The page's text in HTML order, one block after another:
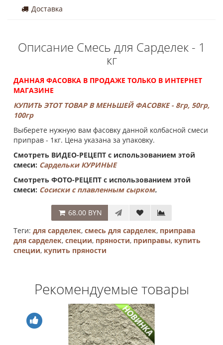
Доставка
Описание Смесь для Сарделек - 1
кг
ДАННАЯ ФАСОВКА В ПРОДАЖЕ ТОЛЬКО В ИНТЕРНЕТ
МАГАЗИНЕ
КУПИТЬ ЭТОТ ТОВАР В МЕНЬШЕЙ ФАСОВКЕ - 8гр, 50гр,
100гр
Выберете нужную вам фасовку данной колбасной смеси
приправ - 1кг. Цена указана за упаковку.
Смотреть ВИДЕО-РЕЦЕПТ с использованием этой
смеси: Сардельки КУРИНЫЕ
Смотреть ФОТО-РЕЦЕПТ с использованием этой
смеси: Сосиски с плавленным сырком.
68.00 BYN
Теги: для сарделек, смесь для сарделек, приправа
для сарделек, специи, пряности, приправы, купить
специи, купить пряности
Рекомендуемые товары